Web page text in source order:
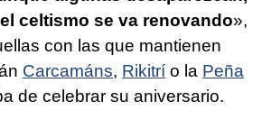
celtismo se va renovando»,
con las que mantienen
Carcamáns, Rikitrí o la Peña
de celebrar su aniversario.